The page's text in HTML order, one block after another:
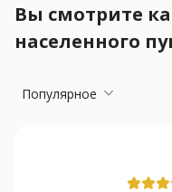
Вы смотрите
населенного
Популярное